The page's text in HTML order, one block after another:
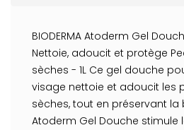
BIODERMA Atoderm Gel
Nettoie, adoucit et protège
sèches - 1L Ce gel douche
visage nettoie et adoucit les
sèches, tout en préservant la
Atoderm Gel Douche stimule